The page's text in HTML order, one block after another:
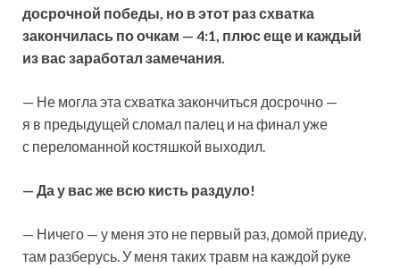
досрочной победы, но в этот раз схватка
закончилась по очкам — 4:1, плюс еще и каждый
из вас заработал замечания.
— Не могла эта схватка закончиться досрочно —
я в предыдущей сломал палец и на финал уже
с переломанной костяшкой выходил.
— Да у вас же всю кисть раздуло!
— Ничего — у меня это не первый раз, домой приеду,
там разберусь. У меня таких травм на каждой руке